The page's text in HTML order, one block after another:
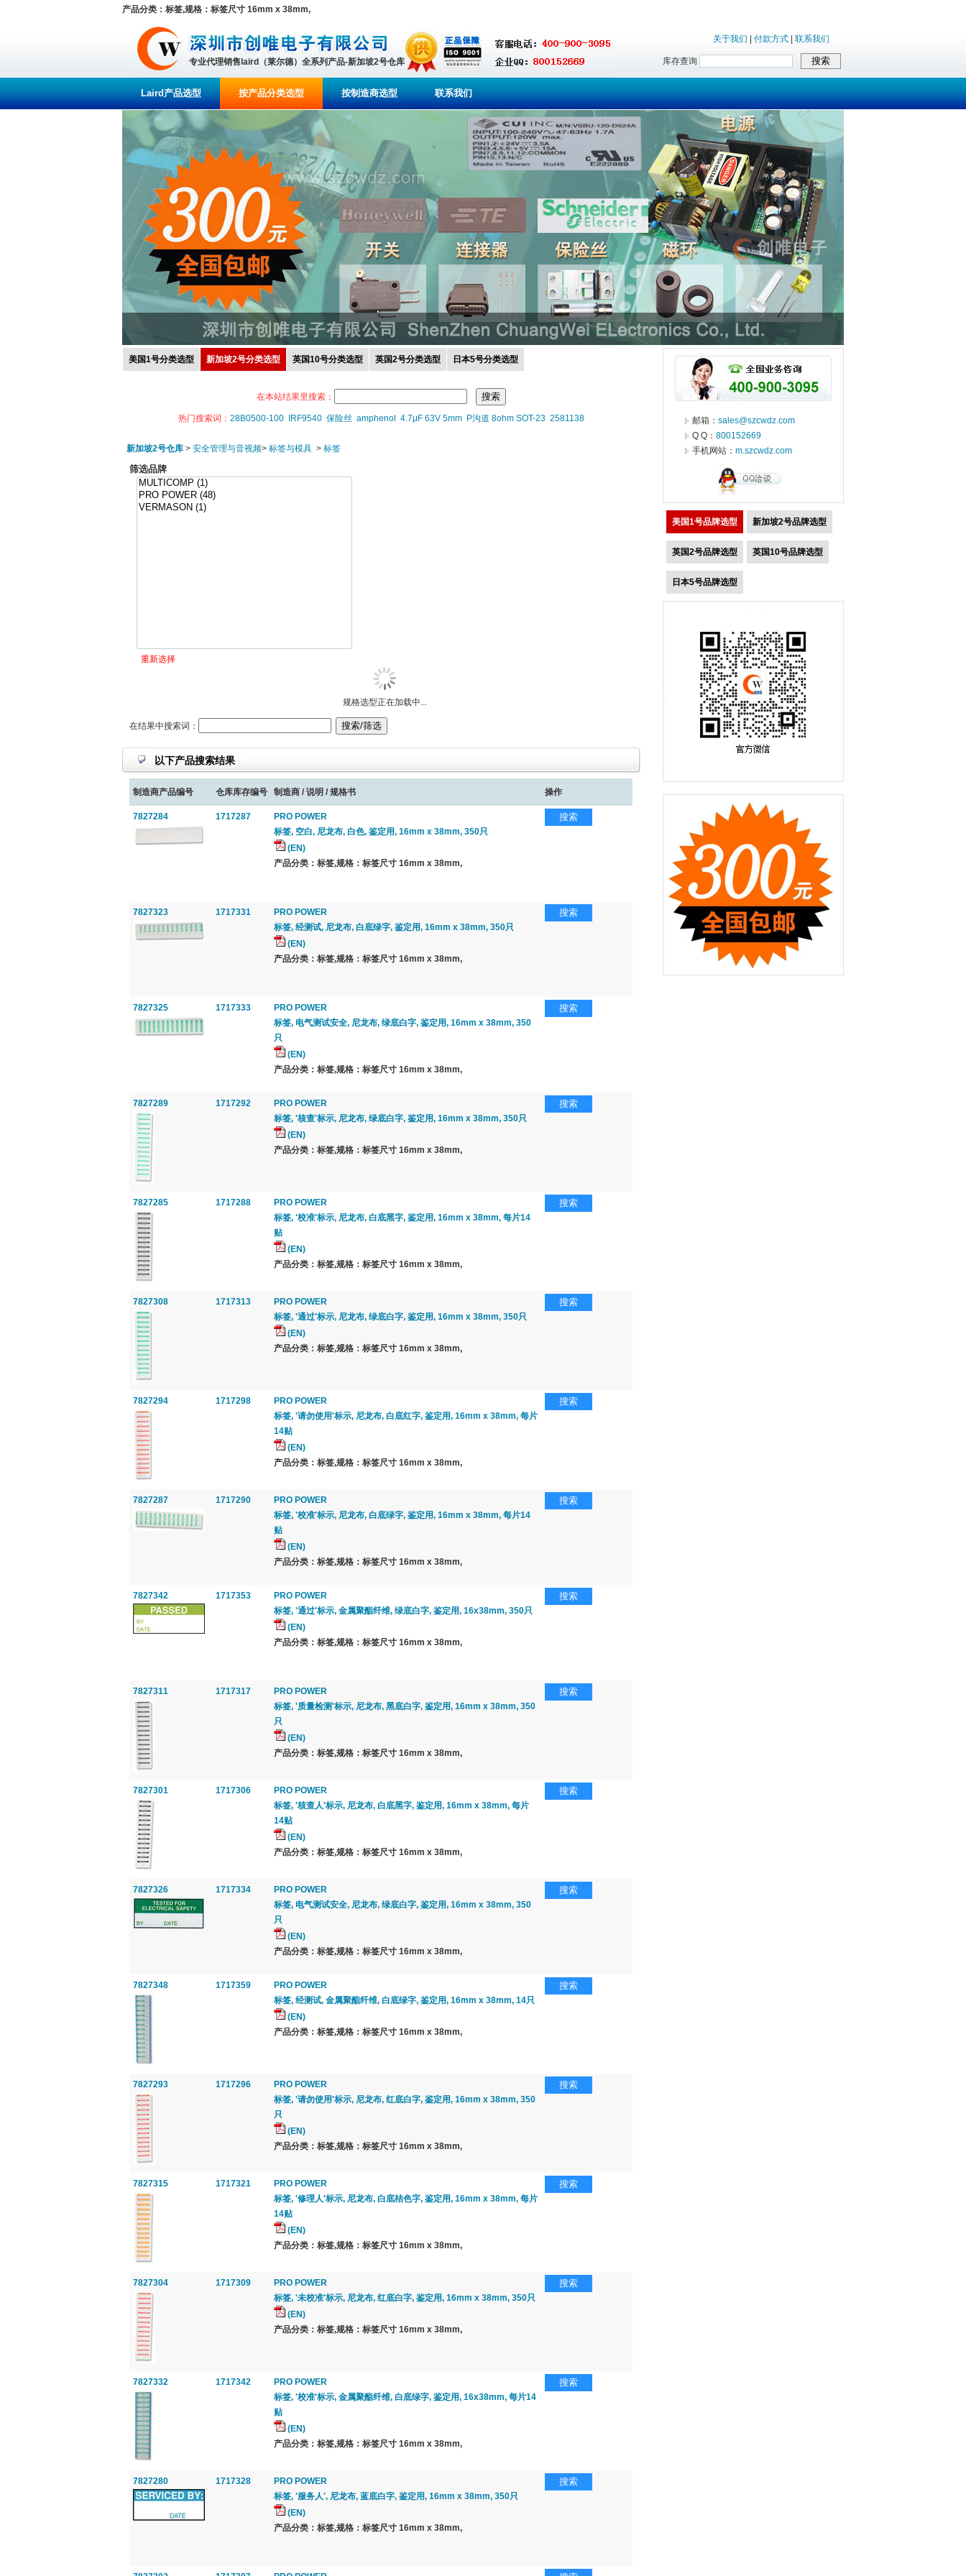
产品分类：标签,规格：标签尺寸 16mm x 38mm,
专业代理销售laird（莱尔德）全系列产品-新加坡2号仓库
关于我们 付款方式 联系我们
库存查询
Laird产品选型 按产品分类选型 按制造商选型 联系我们
美国1号分类选型 新加坡2号分类选型 英国10号分类选型 英国2号分类选型 日本5号分类选型
在本站结果里搜索：
热门搜索词： 28B0500-100 IRF9540 保险丝 amphenol 4.7μF 63V 5mm P沟道 8ohm SOT-23 2581138
新加坡2号仓库 > 安全管理与音视频> 标签与模具 > 标签
筛选品牌
重新选择
规格选型正在加载中...
在结果中搜索词：
以下产品搜索结果
制造商产品编号 仓库库存编号 制造商 / 说明 / 规格书 操作
7827284 1717287
PRO POWER
标签, 空白, 尼龙布, 白色, 鉴定用, 16mm x 38mm, 350只
(EN)
产品分类：标签,规格：标签尺寸 16mm x 38mm,
搜索
7827323 1717331
PRO POWER
标签, 经测试, 尼龙布, 白底绿字, 鉴定用, 16mm x 38mm, 350只
(EN)
产品分类：标签,规格：标签尺寸 16mm x 38mm,
搜索
7827325 1717333
PRO POWER
标签, 电气测试安全, 尼龙布, 绿底白字, 鉴定用, 16mm x 38mm, 350
只
(EN)
产品分类：标签,规格：标签尺寸 16mm x 38mm,
搜索
7827289 1717292
PRO POWER
标签, '核查'标示, 尼龙布, 绿底白字, 鉴定用, 16mm x 38mm, 350只
(EN)
产品分类：标签,规格：标签尺寸 16mm x 38mm,
搜索
7827285 1717288
PRO POWER
标签, '校准'标示, 尼龙布, 白底黑字, 鉴定用, 16mm x 38mm, 每片14
贴
(EN)
产品分类：标签,规格：标签尺寸 16mm x 38mm,
搜索
7827308 1717313
PRO POWER
标签, '通过'标示, 尼龙布, 绿底白字, 鉴定用, 16mm x 38mm, 350只
(EN)
产品分类：标签,规格：标签尺寸 16mm x 38mm,
搜索
7827294 1717298
PRO POWER
标签, '请勿使用'标示, 尼龙布, 白底红字, 鉴定用, 16mm x 38mm, 每片
14贴
(EN)
产品分类：标签,规格：标签尺寸 16mm x 38mm,
搜索
7827287 1717290
PRO POWER
标签, '校准'标示, 尼龙布, 白底绿字, 鉴定用, 16mm x 38mm, 每片14
贴
(EN)
产品分类：标签,规格：标签尺寸 16mm x 38mm,
搜索
7827342 1717353
PRO POWER
标签, '通过'标示, 金属聚酯纤维, 绿底白字, 鉴定用, 16x38mm, 350只
(EN)
产品分类：标签,规格：标签尺寸 16mm x 38mm,
搜索
7827311 1717317
PRO POWER
标签, '质量检测'标示, 尼龙布, 黑底白字, 鉴定用, 16mm x 38mm, 350
只
(EN)
产品分类：标签,规格：标签尺寸 16mm x 38mm,
搜索
7827301 1717306
PRO POWER
标签, '核查人'标示, 尼龙布, 白底黑字, 鉴定用, 16mm x 38mm, 每片
14贴
(EN)
产品分类：标签,规格：标签尺寸 16mm x 38mm,
搜索
7827326 1717334
PRO POWER
标签, 电气测试安全, 尼龙布, 绿底白字, 鉴定用, 16mm x 38mm, 350
只
(EN)
产品分类：标签,规格：标签尺寸 16mm x 38mm,
搜索
7827348 1717359
PRO POWER
标签, 经测试, 金属聚酯纤维, 白底绿字, 鉴定用, 16mm x 38mm, 14只
(EN)
产品分类：标签,规格：标签尺寸 16mm x 38mm,
搜索
7827293 1717296
PRO POWER
标签, '请勿使用'标示, 尼龙布, 红底白字, 鉴定用, 16mm x 38mm, 350
只
(EN)
产品分类：标签,规格：标签尺寸 16mm x 38mm,
搜索
7827315 1717321
PRO POWER
标签, '修理人'标示, 尼龙布, 白底桔色字, 鉴定用, 16mm x 38mm, 每片
14贴
(EN)
产品分类：标签,规格：标签尺寸 16mm x 38mm,
搜索
7827304 1717309
PRO POWER
标签, '未校准'标示, 尼龙布, 红底白字, 鉴定用, 16mm x 38mm, 350只
(EN)
产品分类：标签,规格：标签尺寸 16mm x 38mm,
搜索
7827332 1717342
PRO POWER
标签, '校准'标示, 金属聚酯纤维, 白底绿字, 鉴定用, 16x38mm, 每片14
贴
(EN)
产品分类：标签,规格：标签尺寸 16mm x 38mm,
搜索
7827280 1717328
PRO POWER
标签, '服务人', 尼龙布, 蓝底白字, 鉴定用, 16mm x 38mm, 350只
(EN)
产品分类：标签,规格：标签尺寸 16mm x 38mm,
搜索
邮箱： sales@szcwdz.com
Q Q： 800152669
手机网站： m.szcwdz.com
美国1号品牌选型 新加坡2号品牌选型
英国2号品牌选型 英国10号品牌选型
日本5号品牌选型